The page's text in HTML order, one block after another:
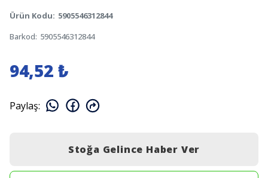
Ürün Kodu: 5905546312844
Barkod: 5905546312844
94,52 ₺
Paylaş:
Stoğa Gelince Haber Ver